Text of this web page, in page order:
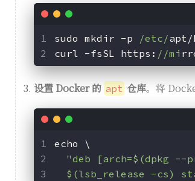
sudo mkdir -p /etc/apt/
curl -fsSL https: //mi
设置 Docker 的 apt 仓库。将
echo \
"deb [arch=$(dpkg
$(lsb_release -cs)